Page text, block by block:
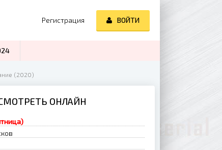
(2020)
ОНЛАЙН
Регистрация ВОЙТИ